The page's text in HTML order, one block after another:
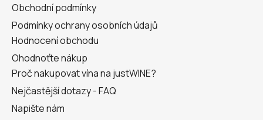
Obchodní podmínky
Podmínky ochrany osobních údajů
Hodnocení obchodu
Ohodnoťte nákup
Proč nakupovat vína na justWINE?
Nejčastější dotazy - FAQ
Napište nám